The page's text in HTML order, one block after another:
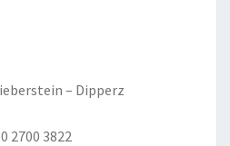
– Dipperz
2700 3822